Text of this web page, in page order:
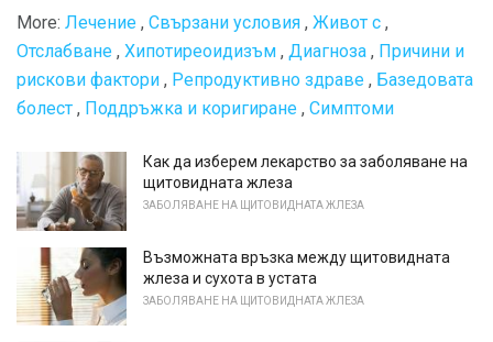
More: Лечение , Свързани условия , Живот с ,
Отслабване , Хипотиреоидизъм , Диагноза , Причини и
рискови фактори , Репродуктивно здраве , Базедовата
болест , Поддръжка и коригиране , Симптоми
Как да изберем лекарство за заболяване на
щитовидната жлеза
ЗАБОЛЯВАНЕ НА ЩИТОВИДНАТА ЖЛЕЗА
Възможната връзка между щитовидната
жлеза и сухота в устата
ЗАБОЛЯВАНЕ НА ЩИТОВИДНАТА ЖЛЕЗА